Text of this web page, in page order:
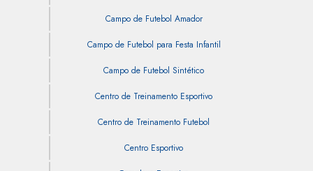
Campo de Futebol Amador
Campo de Futebol para Festa Infantil
Campo de Futebol Sintético
Centro de Treinamento Esportivo
Centro de Treinamento Futebol
Centro Esportivo